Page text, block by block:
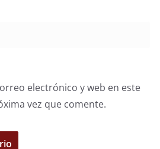
electrónico y web en este
vez que comente.